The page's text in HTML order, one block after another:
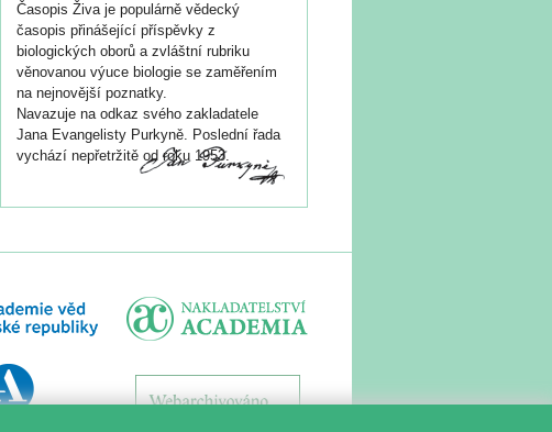
Časopis Živa je populárně vědecký
časopis přinášející příspěvky z
biologických oborů a zvláštní rubriku
věnovanou výuce biologie se zaměřením
na nejnovější poznatky.
Navazuje na odkaz svého zakladatele
Jana Evangelisty Purkyně. Poslední řada
vychází nepřetržitě od roku 1953.